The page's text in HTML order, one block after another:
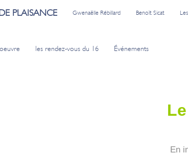
PLAISANCE Gwenaëlle Rébillard Benoît Sicat
les rendez-vous du 16 Événements
En